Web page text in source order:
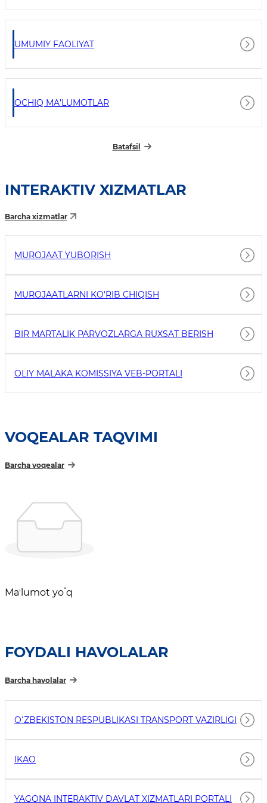
UMUMIY FAOLIYAT
OCHIQ MA’LUMOTLAR
Batafsil
INTERAKTIV XIZMATLAR
Barcha xizmatlar
MUROJAAT YUBORISH
MUROJAATLARNI KO'RIB CHIQISH
BIR MARTALIK PARVOZLARGA RUXSAT BERISH
OLIY MALAKA KOMISSIYA VEB-PORTALI
VOQEALAR TAQVIMI
Barcha voqealar
Maʼlumot yoʻq
FOYDALI HAVOLALAR
Barcha havolalar
OʻZBEKISTON RESPUBLIKASI TRANSPORT VAZIRLIGI
IKAO
YAGONA INTERAKTIV DAVLAT XIZMATLARI PORTALI